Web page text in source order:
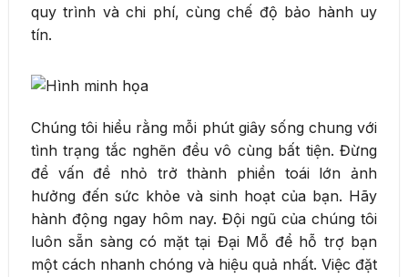
quy trình và chi phí, cùng chế độ bảo hành uy
tín.
Chúng tôi hiểu rằng mỗi phút giây sống chung với
tình trạng tắc nghẽn đều vô cùng bất tiện. Đừng
để vấn đề nhỏ trở thành phiền toái lớn ảnh
hưởng đến sức khỏe và sinh hoạt của bạn. Hãy
hành động ngay hôm nay. Đội ngũ của chúng tôi
luôn sẵn sàng có mặt tại Đại Mỗ để hỗ trợ bạn
một cách nhanh chóng và hiệu quả nhất. Việc đặt